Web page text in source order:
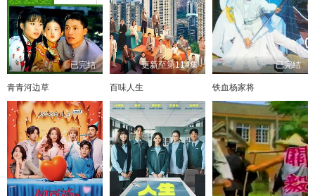
已完结
青青河边草
更新至第114集
百味人生
已完结
铁血杨家将